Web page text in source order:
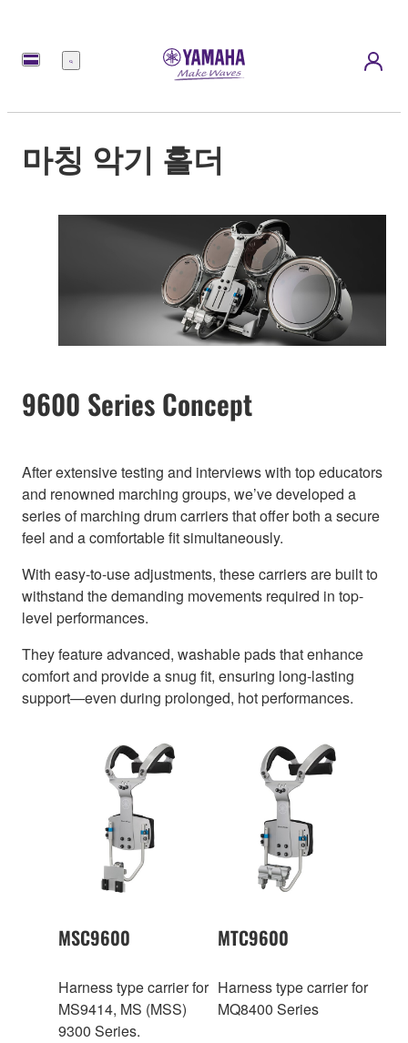
메
마칭 악기 홀더
9600 Series Concept
After extensive testing and interviews with top educators
and renowned marching groups, we’ve developed a
series of marching drum carriers that offer both a secure
feel and a comfortable fit simultaneously.
With easy-to-use adjustments, these carriers are built to
withstand the demanding movements required in top-
level performances.
They feature advanced, washable pads that enhance
comfort and provide a snug fit, ensuring long-lasting
support—even during prolonged, hot performances.
MSC9600
Harness type carrier for
MS9414, MS (MSS)
9300 Series.
MTC9600
Harness type carrier for
MQ8400 Series